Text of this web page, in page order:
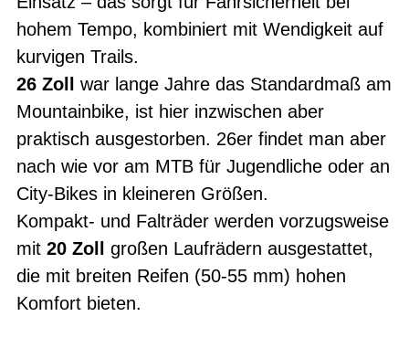
hohem Tempo, kombiniert mit Wendigkeit auf
kurvigen Trails.
26 Zoll
war lange Jahre das Standardmaß am
Mountainbike, ist hier inzwischen aber
praktisch ausgestorben. 26er findet man aber
nach wie vor am MTB für Jugendliche oder an
City-Bikes in kleineren Größen.
Kompakt- und Falträder werden vorzugsweise
mit 20 Zoll großen Laufrädern ausgestattet,
die mit breiten Reifen (50-55 mm) hohen
Komfort bieten.